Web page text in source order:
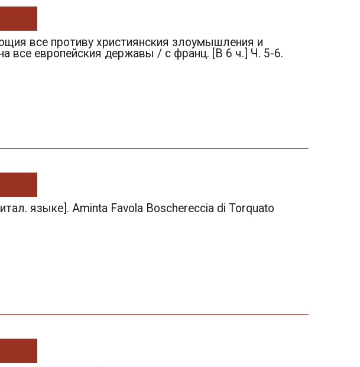
все противу християнския злоумышления и
все европейския державы / с франц. [В 6 ч.] Ч. 5-6.
языке]. Aminta Favola Boschereccia di Torquato